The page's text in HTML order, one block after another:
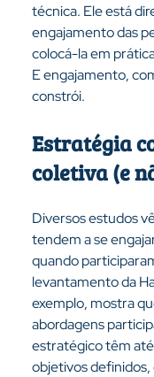
técnica. Ele está
engajamento das
colocá-la em
E engajamento,
constrói.
Estratégia
coletiva (e
Diversos estudos
tendem a se
quando
levantamento da
exemplo, mostra
abordagens
estratégico têm
objetivos